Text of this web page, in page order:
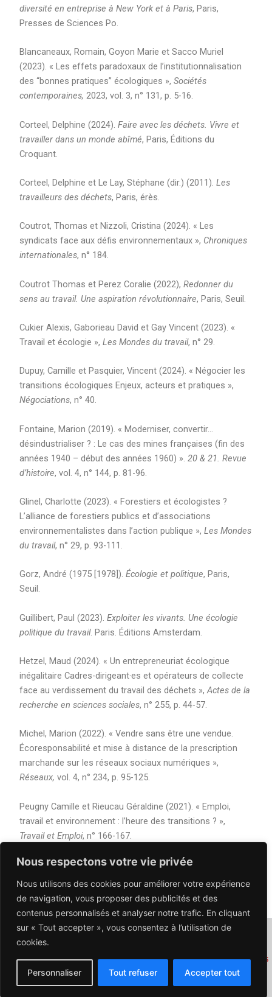
Nous respectons votre vie privée
Nous utilisons des cookies pour améliorer votre expérience
de navigation, vous proposer des publicités et des
contenus personnalisés et analyser notre trafic. En cliquant
sur « Tout accepter », vous consentez à l’utilisation de
cookies.
Personnaliser Tout refuser Accepter tout
diversité en entreprise à New York et à Paris, Paris,
Presses de Sciences Po.
Blancaneaux, Romain, Goyon Marie et Sacco Muriel
(2023). « Les effets paradoxaux de l’institutionnalisation
des “bonnes pratiques” écologiques »,Sociétés
contemporaines,2023, vol. 3, n° 131, p. 5-16.
Corteel, Delphine (2024).Faire avec les déchets. Vivre et
travailler dans un monde abîmé, Paris, Éditions du
Croquant.
Corteel, Delphine et Le Lay, Stéphane (dir.) (2011).Les
travailleurs des déchets, Paris, érès.
Coutrot, Thomas et Nizzoli, Cristina (2024). « Les
syndicats face aux défis environnementaux », Chroniques
internationales, n° 184.
Coutrot Thomas et Perez Coralie (2022),Redonner du
sens au travail. Une aspiration révolutionnaire, Paris, Seuil.
Cukier Alexis, Gaborieau David et Gay Vincent (2023). «
Travail et écologie »,Les Mondes du travail, n° 29.
Dupuy, Camille et Pasquier, Vincent (2024). « Négocier les
transitions écologiques Enjeux, acteurs et pratiques »,
Négociations, n° 40.
Fontaine, Marion (2019). « Moderniser, convertir…
désindustrialiser ? : Le cas des mines françaises (fin des
années 1940 – début des années 1960) ».20 & 21. Revue
d’histoire, vol. 4, n° 144, p. 81-96.
Glinel, Charlotte (2023). « Forestiers et écologistes ?
L’alliance de forestiers publics et d’associations
environnementalistes dans l’action publique »,Les Mondes
du travail, n° 29, p. 93-111.
Gorz, André (1975 [1978]).Écologie et politique, Paris,
Seuil.
Guillibert, Paul (2023).Exploiter les vivants. Une écologie
politique du travail. Paris. Éditions Amsterdam.
Hetzel, Maud (2024). « Un entrepreneuriat écologique
inégalitaire Cadres-dirigeant·es et opérateurs de collecte
face au verdissement du travail des déchets »,Actes de la
recherche en sciences sociales, n° 255, p. 44-57.
Michel, Marion (2022). « Vendre sans être une vendue.
Écoresponsabilité et mise à distance de la prescription
marchande sur les réseaux sociaux numériques »,
Réseaux,vol. 4, n° 234, p. 95-125.
Peugny Camille et Rieucau Géraldine (2021). « Emploi,
travail et environnement : l’heure des transitions ? »,
Travail et Emploi, n° 166-167.
PRÉCÉDENT SUIVANT
NOUS CONTACTER : contact@carnetnrt.fr
carnetnrt.fr | © 2026 La NRT - Tous droits réservés |Mentions
légales| WebDesign, Hébergement : Agence 3WpointCOM